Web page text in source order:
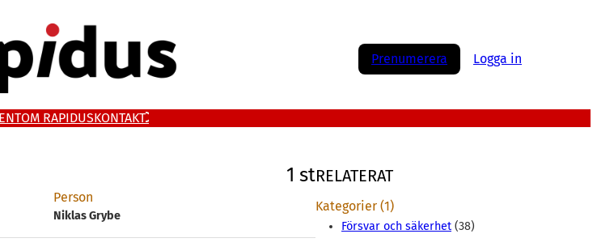
Prenumerera Logga in
OM RAPIDUSKONTAKT
1 st
Person
Niklas Grybe
RELATERAT
Kategorier (1)
Försvar och säkerhet (38)